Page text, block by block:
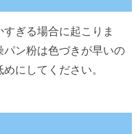
ぎる場合に起こりま
ン粉は色づきが早いの
にしてください。